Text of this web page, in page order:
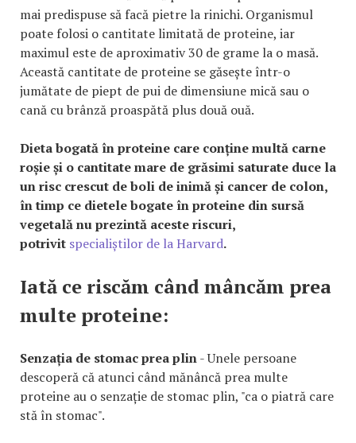
mai predispuse să facă pietre la rinichi. Organismul
poate folosi o cantitate limitată de proteine, iar
maximul este de aproximativ 30 de grame la o masă.
Această cantitate de proteine se găsește într-o
jumătate de piept de pui de dimensiune mică sau o
cană cu brânză proaspătă plus două ouă.
Dieta bogată în proteine care conține multă carne
roșie și o cantitate mare de grăsimi saturate duce la
un risc crescut de boli de inimă și cancer de colon,
în timp ce dietele bogate în proteine din sursă
vegetală nu prezintă aceste riscuri,
potrivit specialiștilor de la Harvard.
Iată ce riscăm când mâncăm prea
multe proteine:
Senzația de stomac prea plin- Unele persoane
descoperă că atunci când mănâncă prea multe
proteine au o senzație de stomac plin, "ca o piatră care
stă în stomac".